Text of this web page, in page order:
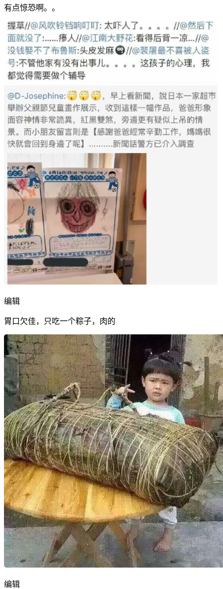
有点惊恐啊。。
编辑
胃口欠佳，只吃一个粽子，肉的
编辑